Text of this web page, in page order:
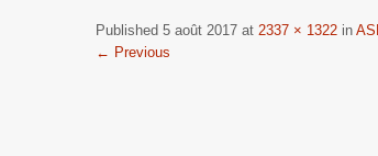
Published 5 août 2017 at 2337 × 1322 in
← Previous